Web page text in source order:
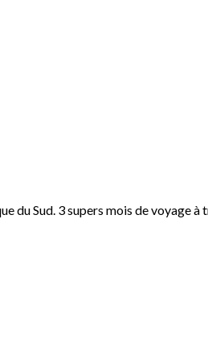
du Sud. 3 supers mois de voyage à